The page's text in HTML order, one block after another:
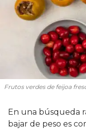
Frutos verdes de feijoa
En una búsqueda
bajar de peso es